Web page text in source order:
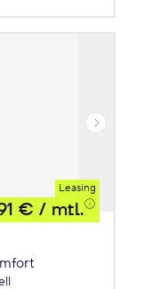
Leasing
€ / mtl.